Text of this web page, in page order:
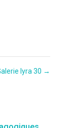
lyra 30 →